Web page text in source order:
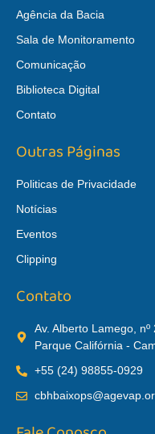
Agência da Bacia
Sala de Monitoramento
Comunicação
Biblioteca Digital
Contato
Outras Páginas
Politicas de Privacidade
Notícias
Eventos
Clipping
Contato
Av. Alberto Lamego,
Parque Califórnia -
+55 (24) 98855-0929